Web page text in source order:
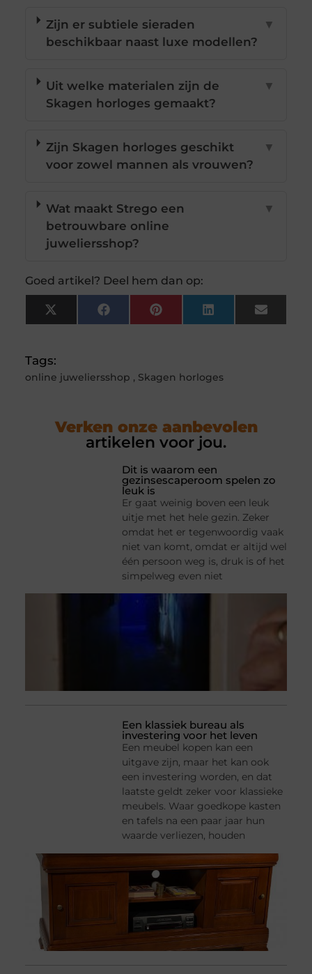
Zijn er subtiele sieraden
beschikbaar naast luxe modellen?
▼
Uit welke materialen zijn de
Skagen horloges gemaakt?
▼
Zijn Skagen horloges geschikt
voor zowel mannen als vrouwen?
▼
Wat maakt Strego een
betrouwbare online
juweliersshop?
▼
Goed artikel? Deel hem dan op:
X
(Twitter)
FacebookPinterestLinkedInEmail
Tags:
online juweliersshop , Skagen horloges
Verken onze aanbevolen
artikelen voor jou.
Dit is waarom een
gezinsescaperoom spelen zo
leuk is
Er gaat weinig boven een leuk
uitje met het hele gezin. Zeker
omdat het er tegenwoordig vaak
niet van komt, omdat er altijd wel
één persoon weg is, druk is of het
simpelweg even niet
Een klassiek bureau als
investering voor het leven
Een meubel kopen kan een
uitgave zijn, maar het kan ook
een investering worden, en dat
laatste geldt zeker voor klassieke
meubels. Waar goedkope kasten
en tafels na een paar jaar hun
waarde verliezen, houden